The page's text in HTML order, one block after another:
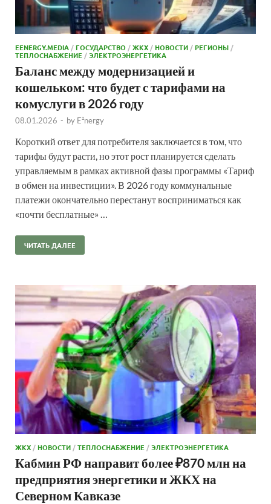
EENERGY.MEDIA/ГОСУДАРСТВО /ЖКХ/НОВОСТИ/РЕГИОНЫ/
ТЕПЛОСНАБЖЕНИЕ/ЭЛЕКТРОЭНЕРГЕТИКА
Баланс между модернизацией и
кошельком: что будет с тарифами на
комуслуги в 2026 году
08.01.2026 - by E²nergy
Короткий ответ для потребителя заключается в том, что
тарифы будут расти, но этот рост планируется сделать
управляемым в рамках активной фазы программы «Тариф
в обмен на инвестиции». В 2026 году коммунальные
платежи окончательно перестанут восприниматься как
«почти бесплатные» …
ЧИТАТЬ ДАЛЕЕ
ЖКХ /НОВОСТИ /ТЕПЛОСНАБЖЕНИЕ /ЭЛЕКТРОЭНЕРГЕТИКА
Кабмин РФ направит более ₽870 млн на
предприятия энергетики и ЖКХ на
Северном Кавказе